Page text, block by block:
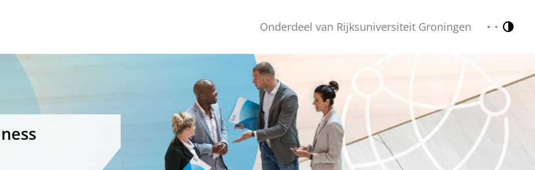
Onderdeel van Rijksuniversiteit Groningen Nederlands
English